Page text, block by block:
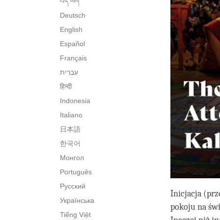
Deutsch
English
Español
Français
हिन्दी
Indonesia
Italiano
日本語
한국어
Монгол
Português
Русский
Українська
Tiếng Việt
Inicjacja
pokoju na